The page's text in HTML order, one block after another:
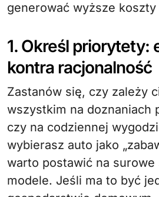
generować wyższe
1. Określ priorytety:
kontra racjonalność
Zastanów się, czy zależy
wszystkim na doznaniach
czy na codziennej
wybierasz auto jako
warto postawić na surowe
modele. Jeśli ma to być